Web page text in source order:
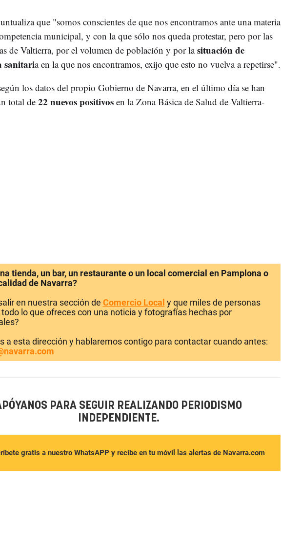
que "somos conscientes de que nos encontramos ante una materia
municipal, y con la que sólo nos queda protestar, pero por las
de Valtierra, por el volumen de población y por lasituación de
sanitaria en la que nos encontramos, exijo que esto no vuelva a repetirse".
los datos del propio Gobierno de Navarra, en el último día se han
total de 22 nuevos positivosen la Zona Básica de Salud de Valtierra-
tienda, un bar, un restaurante o un local comercial en Pamplona o
de Navarra?
en nuestra sección de Comercio Local y que miles de personas
lo que ofreces con una noticia y fotografías hechas por
a esta dirección y hablaremos contigo para contactar cuando antes:
PARA SEGUIR REALIZANDO PERIODISMO
INDEPENDIENTE.
gratis a nuestro WhatsAPP y recibe en tu móvil las alertas de Navarra.com